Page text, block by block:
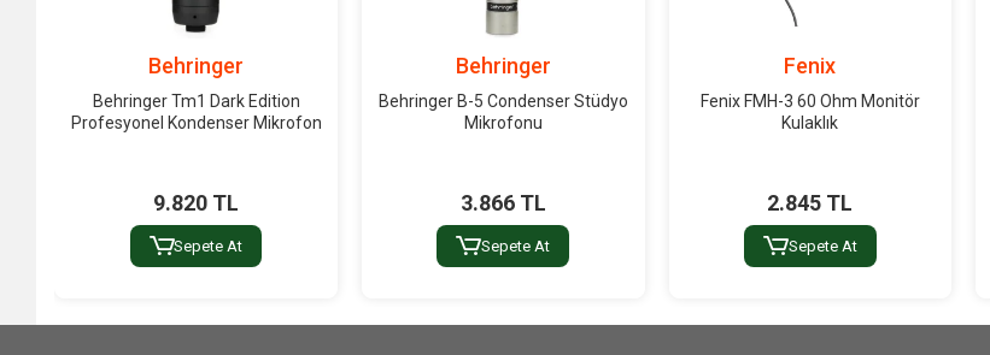
Behringer
Behringer Tm1 Dark Edition
Profesyonel Kondenser Mikrofon
9.820 TL
Sepete At
Behringer
Behringer B-5 Condenser Stüdyo
Mikrofonu
3.866 TL
Sepete At
Fenix
Fenix FMH-3 60 Ohm Monitör
Kulaklık
2.845 TL
Sepete At